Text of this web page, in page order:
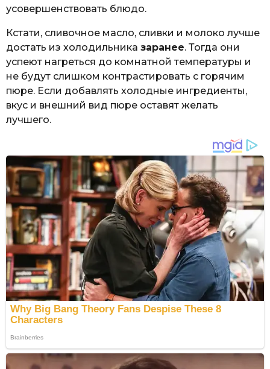
усовершенствовать блюдо.
Кстати, сливочное масло, сливки и молоко лучше
достать из холодильника заранее. Тогда они
успеют нагреться до комнатной температуры и
не будут слишком контрастировать с горячим
пюре. Если добавлять холодные ингредиенты,
вкус и внешний вид пюре оставят желать
лучшего.